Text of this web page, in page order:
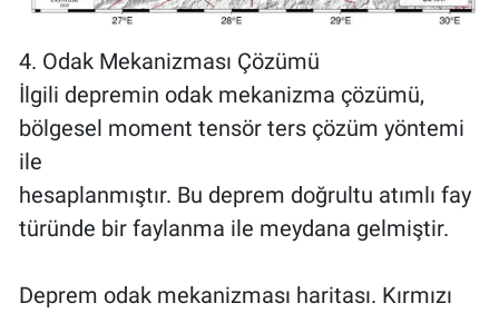
4. Odak Mekanizması Çözümü
İlgili depremin odak mekanizma çözümü,
bölgesel moment tensör ters çözüm yöntemi
ile
hesaplanmıştır. Bu deprem doğrultu atımlı fay
türünde bir faylanma ile meydana gelmiştir.
Deprem odak mekanizması haritası. Kırmızı